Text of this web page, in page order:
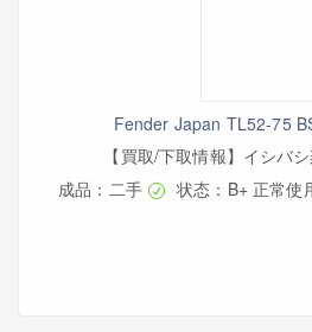
Fender Japan TL52-75
【買取/下取情報】イシバ
成品：二手
状态：B+ 正常使